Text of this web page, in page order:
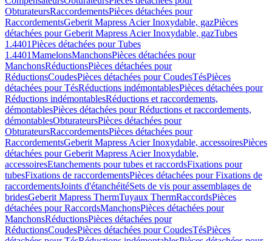
ObturateursRaccordementsPièces détachées pour
RaccordementsGeberit Mapress Acier Inoxydable, gazPièces
détachées pour Geberit Mapress Acier Inoxydable, gazTubes
1.4401Pièces détachées pour Tubes
1.4401MamelonsManchonsPièces détachées pour
ManchonsRéductionsPièces détachées pour
RéductionsCoudesPièces détachées pour CoudesTésPièces
détachées pour TésRéductions indémontablesPièces détachées pour
Réductions indémontablesRéductions et raccordements,
démontablesPièces détachées pour Réductions et raccordements,
démontablesObturateursPièces détachées pour
ObturateursRaccordementsPièces détachées pour
RaccordementsGeberit Mapress Acier Inoxydable, accessoiresPièces
détachées pour Geberit Mapress Acier Inoxydable,
accessoiresEtanchements pour tubes et raccordsFixations pour
tubesFixations de raccordementsPièces détachées pour Fixations de
raccordementsJoints d'étanchéitéSets de vis pour assemblages de
bridesGeberit Mapress ThermTuyaux ThermRaccordsPièces
détachées pour RaccordsManchonsPièces détachées pour
ManchonsRéductionsPièces détachées pour
RéductionsCoudesPièces détachées pour CoudesTésPièces